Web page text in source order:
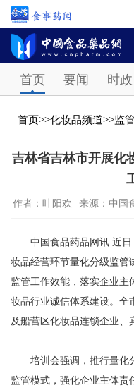
首页 要闻 时政
首页>>化妆品频道>>监
吉林省吉林市开展化
作者：叶阳欢 来源：中国
中国食品药品网讯 近日
妆品经营环节量化分级监管
监管工作效能，落实企业主
妆品行业诚信体系建设。全
及船营区化妆品连锁企业、
培训会强调，推行量化
监管模式，强化企业主体责